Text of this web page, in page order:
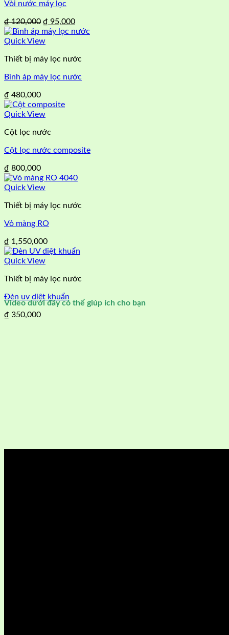
Vòi nước máy lọc
₫120,000 Giá
gốc
là:
₫ 95,000Giá
hiện
₫ 95,000.
Quick View
Thiết bị máy lọc nước
Bình áp máy lọc nước
₫ 480,000
Quick View
Cột lọc nước
Cột lọc nước composite
₫ 800,000
Quick View
Thiết bị máy lọc nước
Vỏ màng RO
₫ 1,550,000
Quick View
Thiết bị máy lọc nước
Đèn uv diệt khuẩn
₫ 350,000
Video dưới đây có thể giúp ích cho bạn